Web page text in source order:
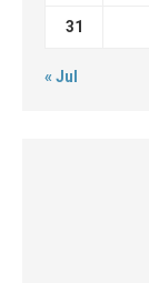
31
« Jul